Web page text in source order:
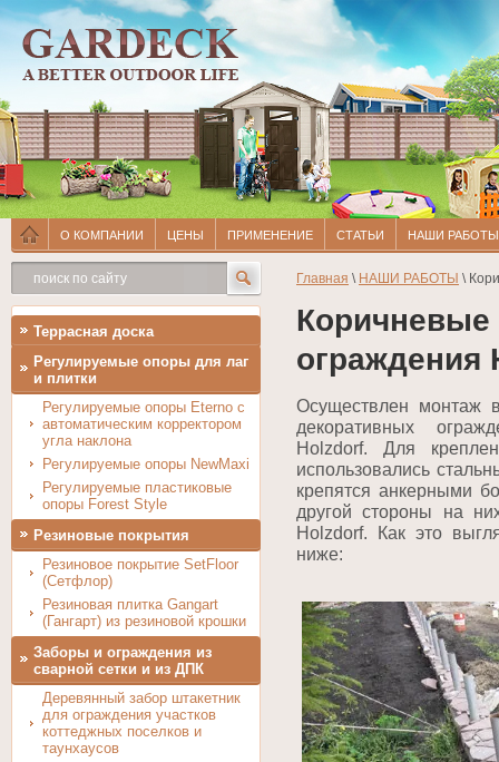
О КОМПАНИИ ЦЕНЫ ПРИМЕНЕНИЕ СТАТЬИ НАШИ РАБОТЫ
Главная \ НАШИ РАБОТЫ \
Коричневые
ограждения
Осуществлен монтаж
декоративных
Holzdorf. Для
использовались
крепятся анкерными
другой стороны на
Holzdorf. Как это
ниже:
Террасная доска
Регулируемые опоры для лаг
и плитки
Регулируемые опоры Eterno с
автоматическим корректором
угла наклона
Регулируемые опоры NewMaxi
Регулируемые пластиковые
опоры Forest Style
Резиновые покрытия
Резиновое покрытие SetFloor
(Сетфлор)
Резиновая плитка Gangart
(Гангарт) из резиновой крошки
Заборы и ограждения из
сварной сетки и из ДПК
Деревянный забор штакетник
для ограждения участков
коттеджных поселков и
таунхаусов